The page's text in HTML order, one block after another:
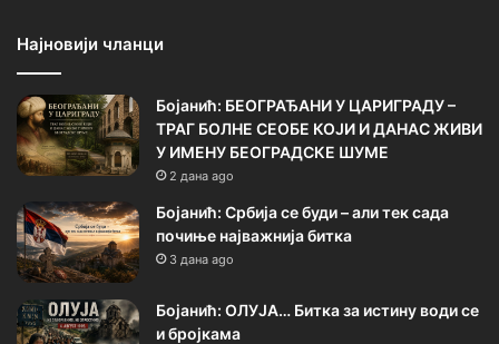
Најновији чланци
Бојанић: БЕОГРАЂАНИ У ЦАРИГРАДУ –
ТРАГ БОЛНЕ СЕОБЕ КОЈИ И ДАНАС ЖИВИ
У ИМЕНУ БЕОГРАДСКЕ ШУМЕ
2 дана ago
Бојанић: Србија се буди – али тек сада
почиње најважнија битка
3 дана ago
Бојанић: ОЛУЈА… Битка за истину води се
и бројкама